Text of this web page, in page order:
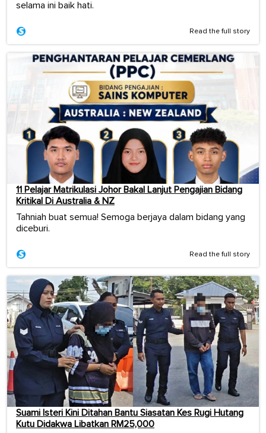
selama ini baik hati.
Read the full story
11 Pelajar Matrikulasi Johor Bakal Lanjut Pengajian Bidang
Kritikal Di Australia & NZ
Tahniah buat semua! Semoga berjaya dalam bidang yang
diceburi.
Read the full story
Suami Isteri Kini Ditahan Bantu Siasatan Kes Rugi Hutang
Kutu Didakwa Libatkan RM25,000